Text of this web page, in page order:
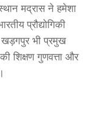
मद्रास ने हमेशा
प्रौद्योगिकी
खड़गपुर भी प्रमुख
शिक्षण गुणवत्ता और